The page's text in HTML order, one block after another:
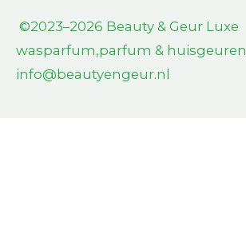
©2023–2026 Beauty & Geur Luxe
wasparfum,parfum & huisgeuren
info@beautyengeur.nl